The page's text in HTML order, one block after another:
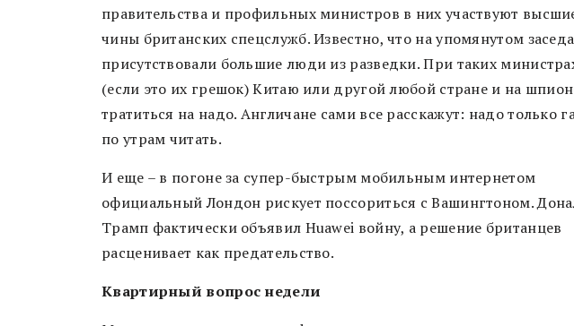
правительства и профильных министров в них участвуют
чины британских спецслужб. Известно, что на упомянутом
присутствовали большие люди из разведки. При таких
(если это их грешок) Китаю или другой любой стране и на
тратиться на надо. Англичане сами все расскажут: надо только
по утрам читать.
И еще – в погоне за супер-быстрым мобильным интернетом
официальный Лондон рискует поссориться с Вашингтоном.
Трамп фактически объявил Huawei войну, а решение британцев
расценивает как предательство.
Квартирный вопрос недели